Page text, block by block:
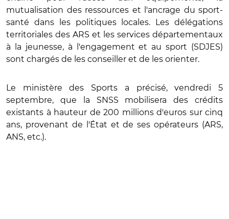
mutualisation des ressources et l'ancrage du sport-
santé dans les politiques locales. Les délégations
territoriales des ARS et les services départementaux
à la jeunesse, à l'engagement et au sport (SDJES)
sont chargés de les conseiller et de les orienter.
Le ministère des Sports a précisé, vendredi 5
septembre, que la SNSS mobilisera des crédits
existants à hauteur de 200 millions d'euros sur cinq
ans, provenant de l'État et de ses opérateurs (ARS,
ANS, etc.).